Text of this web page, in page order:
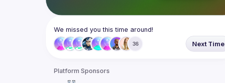
We missed you this time around!
36 Next Time
Platform Sponsors